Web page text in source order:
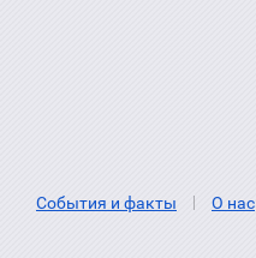
События и факты О нас